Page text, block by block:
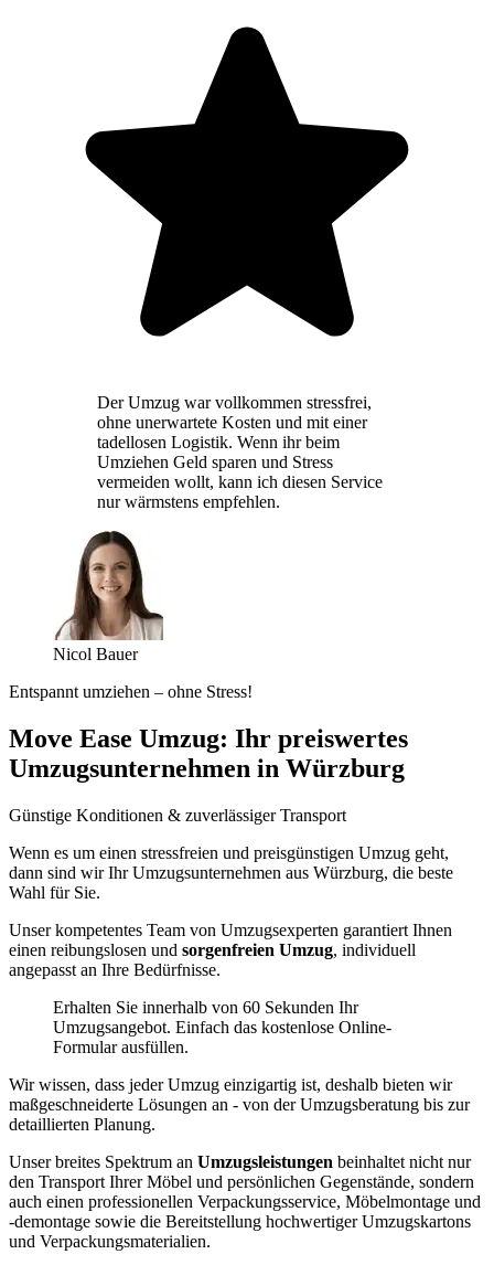
Der Umzug war vollkommen stressfrei,
ohne unerwartete Kosten und mit einer
tadellosen Logistik. Wenn ihr beim
Umziehen Geld sparen und Stress
vermeiden wollt, kann ich diesen Service
nur wärmstens empfehlen.
Nicol Bauer
Entspannt umziehen – ohne Stress!
Move Ease Umzug: Ihr preiswertes
Umzugsunternehmen in Würzburg
Günstige Konditionen & zuverlässiger Transport
Wenn es um einen stressfreien und preisgünstigen Umzug geht,
dann sind wir Ihr Umzugsunternehmen aus Würzburg, die beste
Wahl für Sie.
Unser kompetentes Team von Umzugsexperten garantiert Ihnen
einen reibungslosen und sorgenfreien Umzug, individuell
angepasst an Ihre Bedürfnisse.
Erhalten Sie innerhalb von 60 Sekunden Ihr
Umzugsangebot. Einfach das kostenlose Online-
Formular ausfüllen.
Wir wissen, dass jeder Umzug einzigartig ist, deshalb bieten wir
maßgeschneiderte Lösungen an - von der Umzugsberatung bis zur
detaillierten Planung.
Unser breites Spektrum an Umzugsleistungen beinhaltet nicht nur
den Transport Ihrer Möbel und persönlichen Gegenstände, sondern
auch einen professionellen Verpackungsservice, Möbelmontage und
-demontage sowie die Bereitstellung hochwertiger Umzugskartons
und Verpackungsmaterialien.